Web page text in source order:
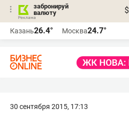
забронируй
валюту
$
Казань26.4° Москва24.7°
30 сентября 2015, 17:13